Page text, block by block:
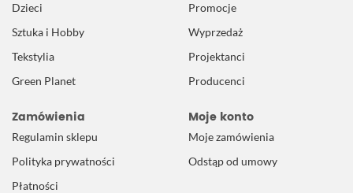
Dzieci
Sztuka i Hobby
Tekstylia
Green Planet
Promocje
Wyprzedaż
Projektanci
Producenci
Zamówienia
Regulamin sklepu
Polityka prywatności
Płatności
Moje konto
Moje zamówienia
Odstąp od umowy